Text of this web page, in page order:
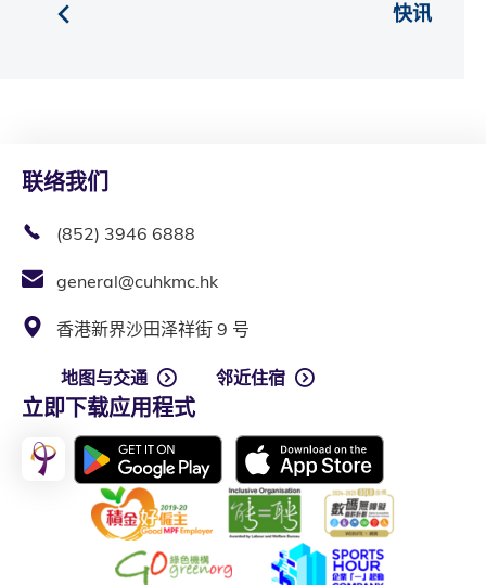
快讯
联络我们
(852) 3946 6888
general@cuhkmc.hk
香港新界沙田泽祥街 9 号
地图与交通 邻近住宿
立即下载应用程式